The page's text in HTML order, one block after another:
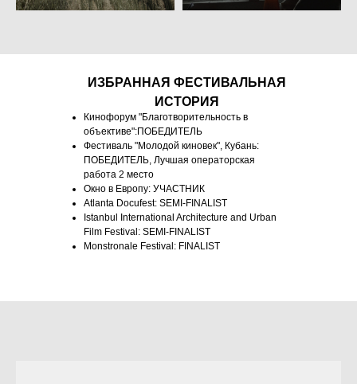
Кинофорум "Благотворительность в
объективе":ПОБЕДИТЕЛЬ
Фестиваль "Молодой киновек", Кубань:
ПОБЕДИТЕЛЬ, Лучшая операторская
работа 2 место
Окно в Европу: УЧАСТНИК
Atlanta Docufest: SEMI-FINALIST
Istanbul International Architecture and Urban
Film Festival: SEMI-FINALIST
Monstronale Festival: FINALIST
ИЗБРАННАЯ ФЕСТИВАЛЬНАЯ
ИСТОРИЯ